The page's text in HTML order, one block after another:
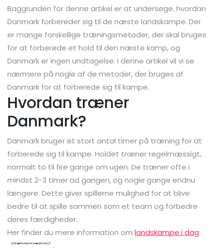
Baggrunden for denne artikel er at undersøge, hvordan
Danmark forbereder sig til de næste landskampe. Der
er mange forskellige træningsmetoder, der skal bruges
for at forberede et hold til den næste kamp, og
Danmark er ingen undtagelse. I denne artikel vil vi se
nærmere på nogle af de metoder, der bruges af
Danmark for at forberede sig til kampe.
Hvordan træner
Danmark?
Danmark bruger et stort antal timer på træning for at
forberede sig til kampe. Holdet træner regelmæssigt,
normalt to til fire gange om ugen. De træner ofte i
mindst 2-3 timer ad gangen, og nogle gange endnu
længere. Dette giver spillerne mulighed for at blive
bedre til at spille sammen som et team og forbedre
deres færdigheder.
Her finder du mere information om landskampe i dag
.